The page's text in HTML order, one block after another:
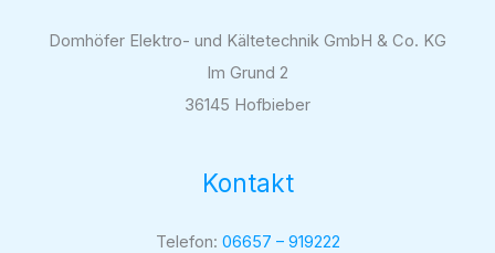
Domhöfer Elektro- und Kältetechnik GmbH & Co. KG
Im Grund 2
36145 Hofbieber
Kontakt
Telefon: 06657 – 919222